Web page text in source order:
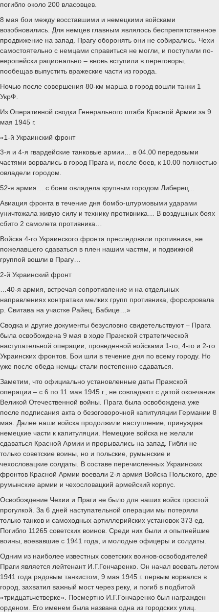
погибло около 200 власовцев.
8 мая бои между восставшими и немецкими войсками
возобновились. Для немцев главным являлось беспрепятственное
продвижение на запад. Прагу оборонять они не собирались. Чехи
самостоятельно с немцами справиться не могли, и поступили по-
европейски рационально – вновь вступили в переговоры,
пообещав выпустить вражеские части из города.
Ночью после совершения 80-км марша в город вошли танки 1
УкрФ.
Из Оперативной сводки Генерального штаба Красной Армии за 9
мая 1945 г.
«1-й Украинский фронт
3-я и 4-я гвардейские танковые армии… в 04.00 передовыми
частями ворвались в город Прага и, после боев, к 10.00 полностью
овладели городом.
52-я армия… с боем овладела крупным городом Либерец...
Авиация фронта в течение дня бомбо-штурмовыми ударами
уничтожала живую силу и технику противника… В воздушных боях
сбито 2 самолета противника…
Войска 4-го Украинского фронта преследовали противника, не
пожелавшего сдаваться в плен нашим частям, и подвижной
группой вошли в Прагу…
2-й Украинский фронт
…40-я армия, встречая сопротивление и на отдельных
направлениях контратаки мелких групп противника, форсировала
р. Свитава на участке Райец, Бабице…»
Сводка и другие документы безусловно свидетельствуют – Прага
была освобождена 9 мая в ходе Пражской стратегической
наступательной операции, проведенной войсками 1-го, 4-го и 2-го
Украинских фронтов. Бои шли в течение дня по всему городу. Но
уже после обеда немцы стали постепенно сдаваться.
Заметим, что официально установленные даты Пражской
операции – с 6 по 11 мая 1945 г., не совпадают с датой окончания
Великой Отечественной войны. Прага была освобождена уже
после подписания акта о безоговорочной капитуляции Германии 8
мая. Далее наши войска продолжили наступление, принуждая
немецкие части к капитуляции. Немецкие войска не желали
сдаваться Красной Армии и прорывались на запад. Гибли не
только советские воины, но и польские, румынские и
чехословацкие солдаты. В составе перечисленных Украинских
фронтов Красной Армии воевали 2-я армия Войска Польского, две
румынские армии и чехословацкий армейский корпус.
Освобождение Чехии и Праги не было для наших войск простой
прогулкой. За 6 дней наступательной операции мы потеряли
только танков и самоходных артиллерийских установок 373 ед.
Погибло 11265 советских воинов. Среди них были и опытнейшие
воины, воевавшие с 1941 года, и молодые офицеры и солдаты.
Одним из наиболее известных советских воинов-освободителей
Праги является лейтенант И.Г.Гончаренко. Он начал воевать летом
1941 года рядовым танкистом, 9 мая 1945 г. первым ворвался в
город, захватил важный мост через реку, и погиб в подбитой
«тридцатьчетверке». Посмертно И.Г.Гончаренко был награжден
орденом. Его именем была названа одна из городских улиц.